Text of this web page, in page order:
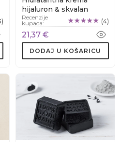
hijaluron & skvalan
Recenzije
kupaca:
(4)
21,37 €
DODAJ U KOŠARICU